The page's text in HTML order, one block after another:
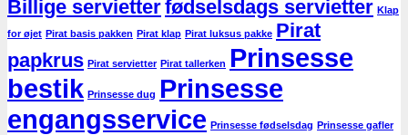
Billige servietterfødselsdags servietter Klap
for øjet Pirat basis pakken Pirat klap Pirat luksus pakke Pirat
papkrus Pirat servietter Pirat tallerken Prinsesse
bestik Prinsesse dug Prinsesse
engangsservice Prinsesse fødselsdag Prinsesse gafler